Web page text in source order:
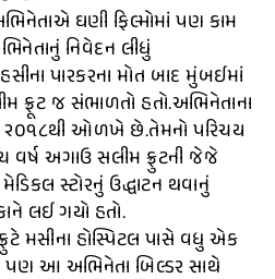
ઘણી ફિલ્મોમાં પણ કામ
નિવેદન લીધું
પારકરના મોત બાદ મુંબઈમાં
ફ્રૂટ જ સંભાળતો હતો.અભિનેતાના
૨૦૧૮થી ઓળખે છે.તેમનો પરિચય
વર્ષ અગાઉ સલીમ ફ્રુટની જેજે
સ્ટોરનું ઉદ્ધાટન થવાનું
લઈ ગયો હતો.
મસીના હોસ્પિટલ પાસે વધુ એક
પણ આ અભિનેતા બિલ્ડર સાથે